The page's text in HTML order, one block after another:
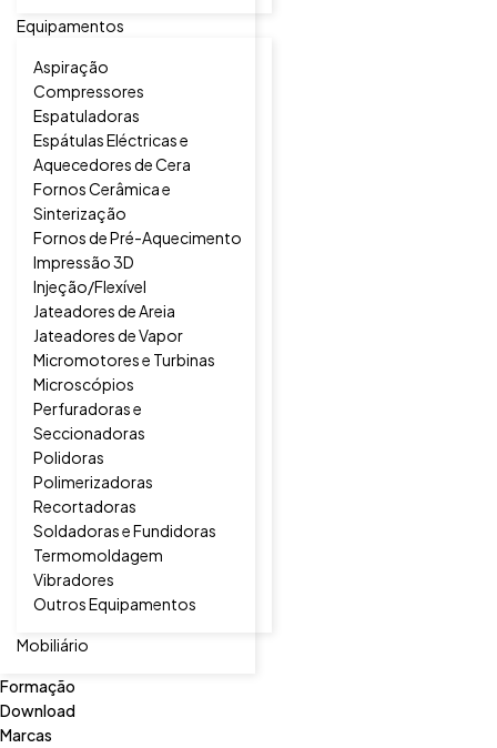
Equipamentos
Aspiração
Compressores
Espatuladoras
Espátulas Eléctricas e
Aquecedores de Cera
Fornos Cerâmica e
Sinterização
Fornos de Pré-Aquecimento
Impressão 3D
Injeção/Flexível
Jateadores de Areia
Jateadores de Vapor
Micromotores e Turbinas
Microscópios
Perfuradoras e
Seccionadoras
Polidoras
Polimerizadoras
Recortadoras
Soldadoras e Fundidoras
Termomoldagem
Vibradores
Outros Equipamentos
Mobiliário
Formação
Download
Marcas